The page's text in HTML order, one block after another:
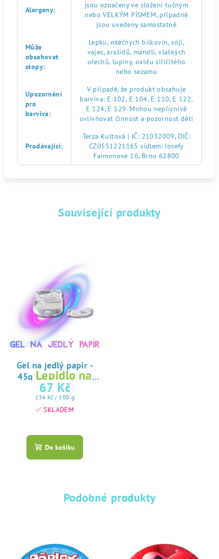
Alergeny:
jsou označeny ve složení tučným
nebo VELKÝM PÍSMEM, případně
jsou uvedeny samostatně
Může
obsahovat
stopy:
Lepku, mléčných bílkovin, sóji,
vajec, arašídů, mandlí, vlaškých
ořechů, lupiny, oxidu siřičitého
nebo sezamu
Upozornění
pro
barviva:
V případě, že produkt obsahuje
barviva: E 102, E 104, E 110, E 122,
E 124, E 129. Mohou nepříznivě
ovlivňovat činnost a pozornost dětí
Prodávající:
Terza Kultová | IČ: 21032009, DIČ:
CZ0551221165 sídlem: Josefy
Faimonové 16, Brno 62800
Související produkty
Gel na jedlý papír -
45g Lepidlo na
jedlý papír
67 Kč
Měrná
cena:
134 Kč / 100 g
✅ SKLADEM
hodnocení
produktu
hvězdiček.
Do košíku
Podobné produkty